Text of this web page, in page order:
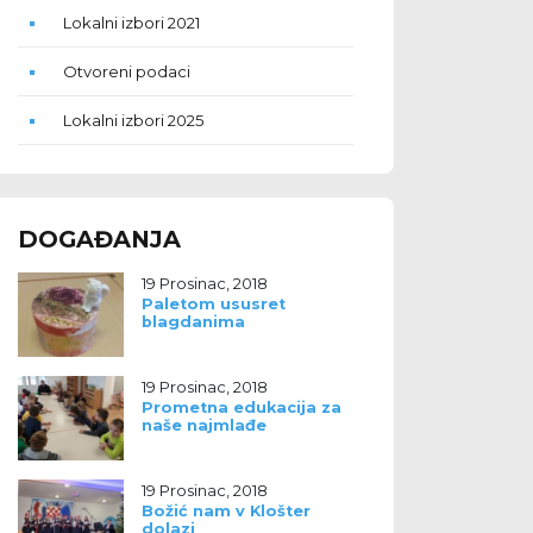
Lokalni izbori 2021
Otvoreni podaci
Lokalni izbori 2025
DOGAĐANJA
19 Prosinac, 2018
Paletom ususret
blagdanima
19 Prosinac, 2018
Prometna edukacija za
naše najmlađe
19 Prosinac, 2018
Božić nam v Klošter
dolazi